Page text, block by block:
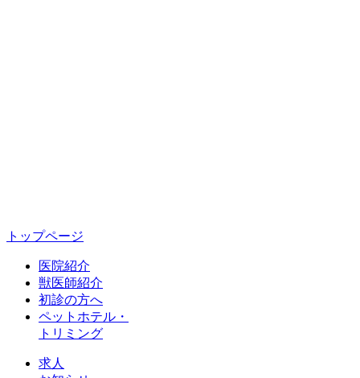
トップページ
医院紹介
獣医師紹介
初診の方へ
ペットホテル・
トリミング
求人